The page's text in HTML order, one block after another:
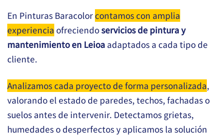
En Pinturas Baracolorcontamos con amplia
experienciaofreciendoservicios de pintura y
mantenimiento en Leioaadaptados a cada tipo de
cliente.
Analizamos cada proyecto de forma personalizada,
valorando el estado de paredes, techos, fachadas o
suelos antes de intervenir. Detectamos grietas,
humedades o desperfectos y aplicamos la solución